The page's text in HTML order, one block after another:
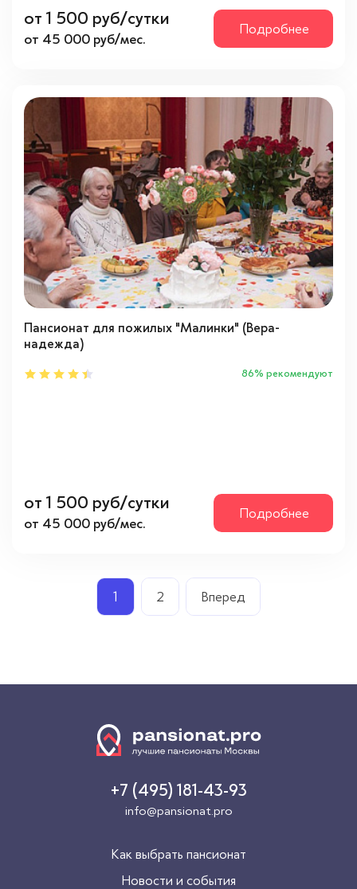
от 1 500 руб/сутки
от 45 000 руб/мес.
Подробнее
Пансионат для пожилых "Малинки" (Вера-
надежда)
86% рекомендуют
от 1 500 руб/сутки
от 45 000 руб/мес.
Подробнее
1 2 Вперед
+7 (495) 181-43-93
info@pansionat.pro
Как выбрать пансионат
Новости и события